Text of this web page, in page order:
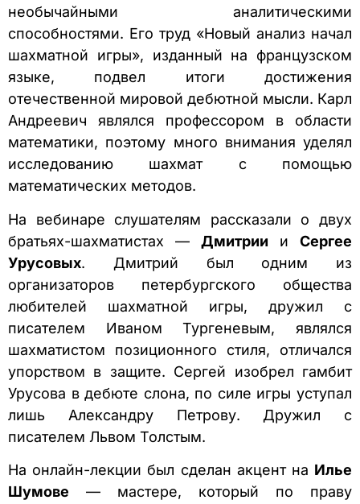
необычайными аналитическими
способностями. Его труд «Новый анализ начал
шахматной игры», изданный на французском
языке, подвел итоги достижения
отечественной мировой дебютной мысли. Карл
Андреевич являлся профессором в области
математики, поэтому много внимания уделял
исследованию шахмат с помощью
математических методов.
На вебинаре слушателям рассказали о двух
братьях-шахматистах — Дмитрии и Сергее
Урусовых. Дмитрий был одним из
организаторов петербургского общества
любителей шахматной игры, дружил с
писателем Иваном Тургеневым, являлся
шахматистом позиционного стиля, отличался
упорством в защите. Сергей изобрел гамбит
Урусова в дебюте слона, по силе игры уступал
лишь Александру Петрову. Дружил с
писателем Львом Толстым.
На онлайн-лекции был сделан акцент на Илье
Шумове — мастере, который по праву